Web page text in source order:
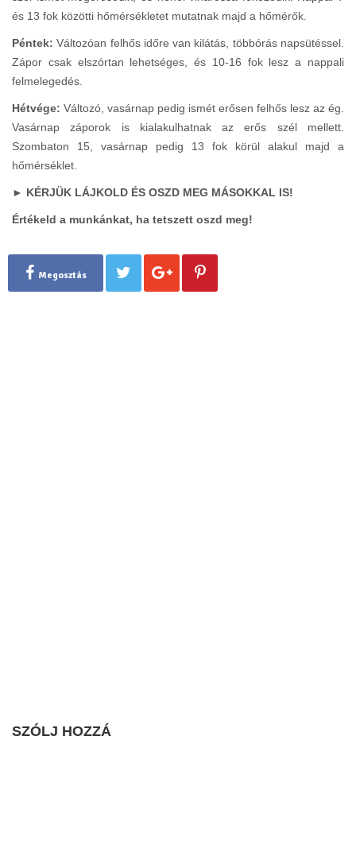
és 13 fok közötti hőmérsékletet mutatnak majd a hőmérők.
Péntek: Változóan felhős időre van kilátás, többórás napsütéssel.
Zápor csak elszórtan lehetséges, és 10-16 fok lesz a nappali
felmelegedés.
Hétvége: Változó, vasárnap pedig ismét erősen felhős lesz az ég.
Vasárnap záporok is kialakulhatnak az erős szél mellett.
Szombaton 15, vasárnap pedig 13 fok körül alakul majd a
hőmérséklet.
► KÉRJÜK LÁJKOLD ÉS OSZD MEG MÁSOKKAL IS!
Értékeld a munkánkat, ha tetszett oszd meg!
Megosztás
SZÓLJ HOZZÁ